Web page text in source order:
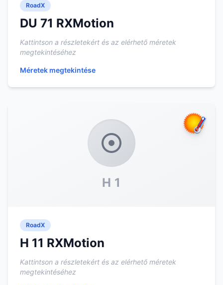
RoadX
DU 71 RXMotion
Kattintson a részletekért és az elérhető méretek
megtekintéséhez
Méretek megtekintése
H 1
RoadX
H 11 RXMotion
Kattintson a részletekért és az elérhető méretek
megtekintéséhez